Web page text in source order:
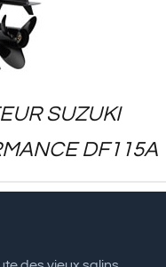
SUZUKI
DF115A